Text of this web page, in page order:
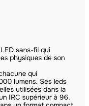
sans-fil qui
physiques de son
qui
lumens. Ses leds
utilisées dans la
IRC supérieur à 96.